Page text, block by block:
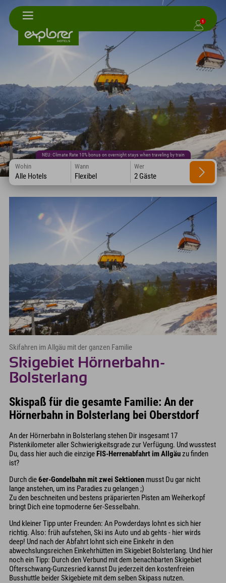
1
NEU: Climate Rate 10% bonus on overnight stays when traveling by train
Wohin
Alle Hotels
Wann
Flexibel
Wer
2 Gäste
Skifahren im Allgäu mit der ganzen Familie
Skigebiet Hörnerbahn-
Bolsterlang
Skispaß für die gesamte Familie: An der
Hörnerbahn in Bolsterlang bei Oberstdorf
An der Hörnerbahn in Bolsterlang stehen Dir insgesamt 17
Pistenkilometer aller Schwierigkeitsgrade zur Verfügung. Und wusstest
Du, dass hier auch die einzigeFIS-Herrenabfahrt im Allgäuzu finden
ist?
Durch die6er-Gondelbahn mit zwei Sektionen musst Du gar nicht
lange anstehen, um ins Paradies zu gelangen ;)
Zu den beschneiten und bestens präparierten Pisten am Weiherkopf
bringt Dich eine topmoderne 6er-Sesselbahn.
Und kleiner Tipp unter Freunden: An Powderdays lohnt es sich hier
richtig. Also: früh aufstehen, Ski ins Auto und ab gehts - hier wirds
deep! Und nach der Abfahrt lohnt sich eine Einkehr in den
abwechslungsreichen Einkehrhütten im Skigebiet Bolsterlang. Und hier
noch ein Tipp: Durch den Verbund mit dem benachbarten Skigebiet
Ofterschwang-Gunzesried kannst Du jederzeit den kostenfreien
Busshuttle beider Skigebiete mit dem selben Skipass nutzen.